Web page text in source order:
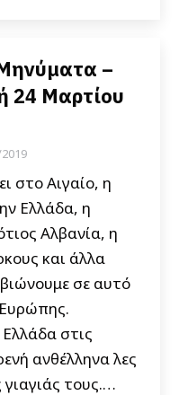
–
24 Μαρτίου
στο Αιγαίο, η
Ελλάδα, η
Αλβανία, η
και άλλα
σε αυτό
στις
ανθέλληνα λες
γιαγιάς τους.…